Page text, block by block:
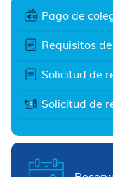
Pago de
Requisitos
Solicitud de
Solicitud de